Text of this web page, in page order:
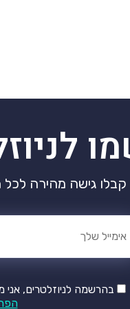
קבלו גישה מהירה
בהרשמה לניוזלטרים,